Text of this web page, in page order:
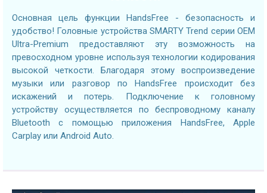
Основная цель функции HandsFree - безопасность и
удобство! Головные устройства SMARTY Trend серии OEM
Ultra-Premium предоставляют эту возможность на
превосходном уровне используя технологии кодирования
высокой четкости. Благодаря этому воспроизведение
музыки или разговор по HandsFree происходит без
искажений и потерь. Подключение к головному
устройству осуществляется по беспроводному каналу
Bluetooth с помощью приложения HandsFree, Apple
Carplay или Android Auto.